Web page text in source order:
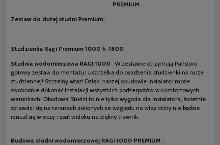
PREMIUM
Zestaw do dużej studni Premium:
Studzienka Ragi Premium 1000 h-1800
Studnia wodomierzowa RAGI 1000
W zestawie otrzymują Państwo
gotowy zestaw do montażu! Uszczelka do osadzenia studzienki na rurze
studziennej! Szczelny właz! Dzięki naszej obudowie instalator może
swobodnie dokonać instalacji wszystkich podzespołów w komfortowych
warunkach! Obudowa Studni to nie tylko wygoda dla instalatora, świetnie
sprawdzi się na terenach zielonych ze względu na właz który nie będzie
rzucał się w oczy i psuł widoku na piękny trawnik.
Budowa studni wodomierzowej RAGI 1000 PREMIUM :